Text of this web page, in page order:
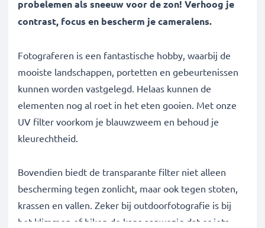
probelemen als sneeuw voor de zon! Verhoog je
contrast, focus en bescherm je cameralens.
Fotograferen is een fantastische hobby, waarbij de
mooiste landschappen, portetten en gebeurtenissen
kunnen worden vastgelegd. Helaas kunnen de
elementen nog al roet in het eten gooien. Met onze
UV filter voorkom je blauwzweem en behoud je
kleurechtheid.
Bovendien biedt de transparante filter niet alleen
bescherming tegen zonlicht, maar ook tegen stoten,
krassen en vallen. Zeker bij outdoorfotografie is bij
het klimmen of hiken de kans aanwezig dat er iets